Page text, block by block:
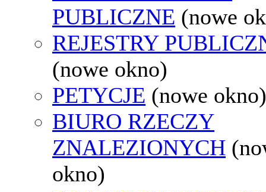
PUBLICZNE (nowe
REJESTRY
(nowe okno)
PETYCJE (nowe okno)
BIURO RZECZY
ZNALEZIONYCH
okno)